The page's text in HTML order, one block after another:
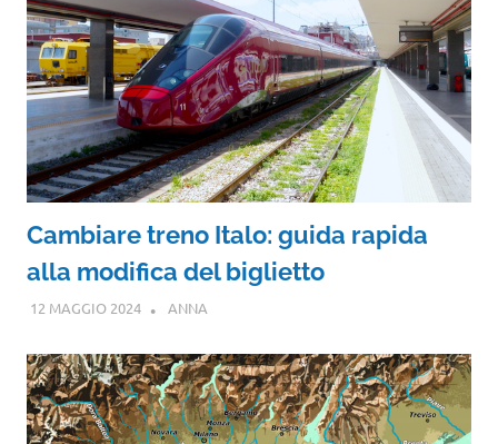
Cambiare treno Italo: guida rapida
alla modifica del biglietto
12 MAGGIO 2024 ANNA